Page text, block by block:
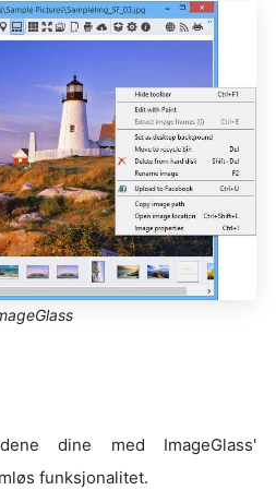
dine med ImageGlass'
funksjonalitet.